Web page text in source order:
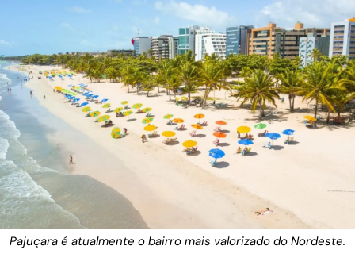
Pajuçara é atualmente o bairro mais valorizado do Nordeste.